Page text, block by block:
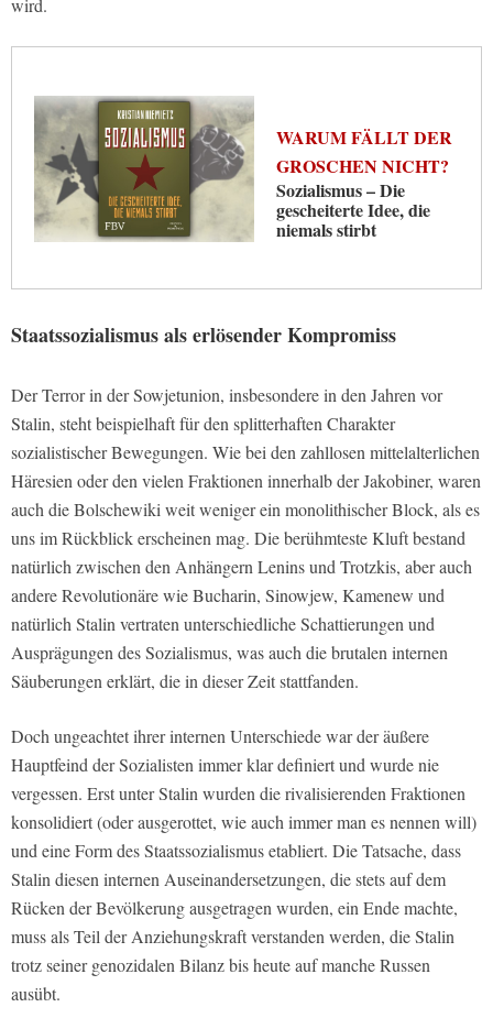
WARUM FÄLLT DER
GROSCHEN NICHT?
Sozialismus – Die
gescheiterte Idee, die
niemals stirbt
Staatssozialismus als erlösender Kompromiss
Der Terror in der Sowjetunion, insbesondere in den Jahren vor
Stalin, steht beispielhaft für den splitterhaften Charakter
sozialistischer Bewegungen. Wie bei den zahllosen mittelalterlichen
Häresien oder den vielen Fraktionen innerhalb der Jakobiner, waren
auch die Bolschewiki weit weniger ein monolithischer Block, als es
uns im Rückblick erscheinen mag. Die berühmteste Kluft bestand
natürlich zwischen den Anhängern Lenins und Trotzkis, aber auch
andere Revolutionäre wie Bucharin, Sinowjew, Kamenew und
natürlich Stalin vertraten unterschiedliche Schattierungen und
Ausprägungen des Sozialismus, was auch die brutalen internen
Säuberungen erklärt, die in dieser Zeit stattfanden.
Doch ungeachtet ihrer internen Unterschiede war der äußere
Hauptfeind der Sozialisten immer klar definiert und wurde nie
vergessen. Erst unter Stalin wurden die rivalisierenden Fraktionen
konsolidiert (oder ausgerottet, wie auch immer man es nennen will)
und eine Form des Staatssozialismus etabliert. Die Tatsache, dass
Stalin diesen internen Auseinandersetzungen, die stets auf dem
Rücken der Bevölkerung ausgetragen wurden, ein Ende machte,
muss als Teil der Anziehungskraft verstanden werden, die Stalin
trotz seiner genozidalen Bilanz bis heute auf manche Russen
ausübt.